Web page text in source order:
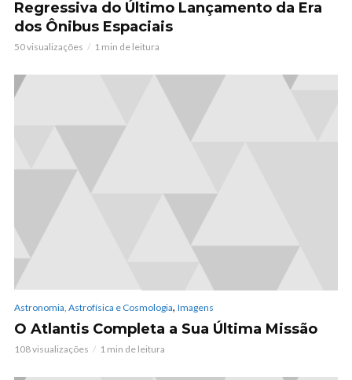
Regressiva do Último Lançamento da Era
dos Ônibus Espaciais
50 visualizações 1 min de leitura
Astronomia, Astrofísica e Cosmologia, Imagens
O Atlantis Completa a Sua Última Missão
108 visualizações 1 min de leitura